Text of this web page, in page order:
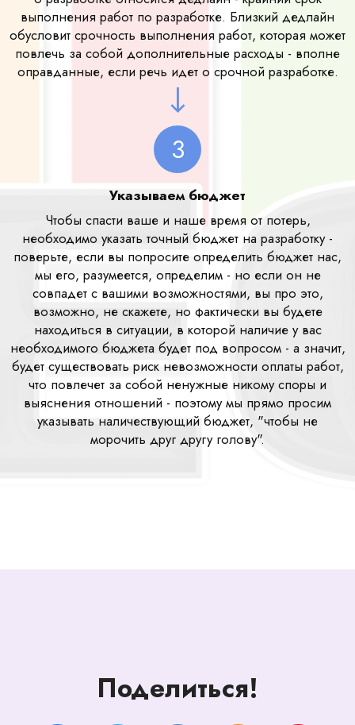
выполнения работ по разработке. Близкий дедлайн
обусловит срочность выполнения работ, которая может
повлечь за собой дополнительные расходы - вполне
оправданные, если речь идет о срочной разработке.
3
Указываем бюджет
Чтобы спасти ваше и наше время от потерь,
необходимо указать точный бюджет на разработку -
поверьте, если вы попросите определить бюджет нас,
мы его, разумеется, определим - но если он не
совпадет с вашими возможностями, вы про это,
возможно, не скажете, но фактически вы будете
находиться в ситуации, в которой наличие у вас
необходимого бюджета будет под вопросом - а значит,
будет существовать риск невозможности оплаты работ,
что повлечет за собой ненужные никому споры и
выяснения отношений - поэтому мы прямо просим
указывать наличествующий бюджет, "чтобы не
морочить друг другу голову".
Поделиться!